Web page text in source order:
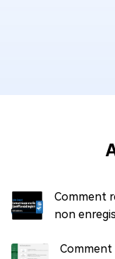
Comment
non
Comment